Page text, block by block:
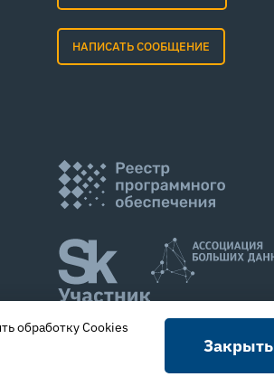
НАПИСАТЬ СООБЩЕНИЕ
Motka.ru
обработку Cookies
Закрыть